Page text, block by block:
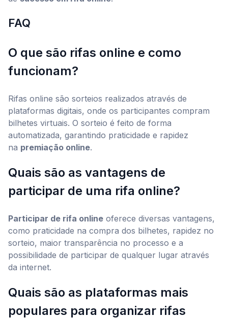
FAQ
O que são rifas online e como
funcionam?
Rifas online são sorteios realizados através de
plataformas digitais, onde os participantes compram
bilhetes virtuais. O sorteio é feito de forma
automatizada, garantindo praticidade e rapidez
na premiação online.
Quais são as vantagens de
participar de uma rifa online?
Participar de rifa online oferece diversas vantagens,
como praticidade na compra dos bilhetes, rapidez no
sorteio, maior transparência no processo e a
possibilidade de participar de qualquer lugar através
da internet.
Quais são as plataformas mais
populares para organizar rifas